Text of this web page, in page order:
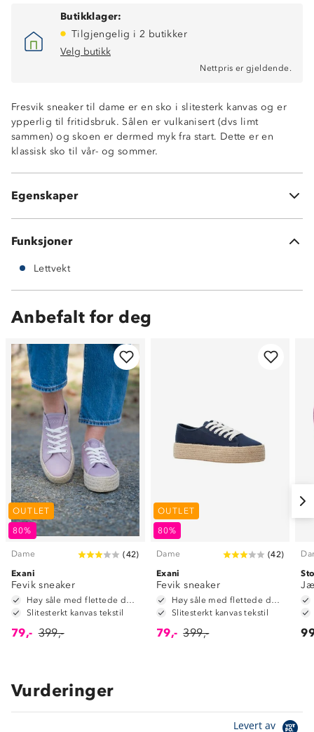
Butikklager:
Tilgjengelig i 2 butikker
Velg butikk
Nettpris er gjeldende.
Fresvik sneaker til dame er en sko i slitesterk kanvas og er
ypperlig til fritidsbruk. Sålen er vulkanisert (dvs limt
sammen) og skoen er dermed myk fra start. Dette er en
klassisk sko til vår- og sommer.
Egenskaper
Vulkanisert myk såle
Funksjoner
Lettvekt
Anbefalt for deg
OUTLET
80%
Dame (42)
Exani
Fevik sneaker
Slitesterkt kanvas tekstil
79,- 399,-
OUTLET
80%
Dame (42)
Exani
Fevik sneaker
Slitesterkt kanvas tekstil
79,- 399,-
Vurderinger
Levert av